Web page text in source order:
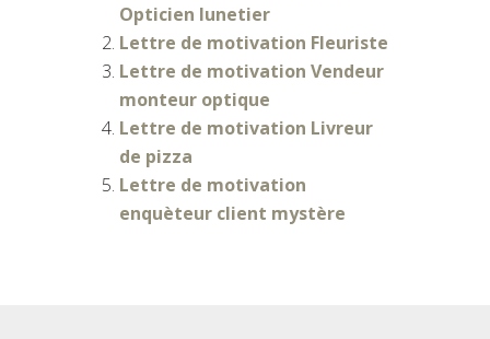
Opticien lunetier
Lettre de motivation Fleuriste
Lettre de motivation Vendeur
monteur optique
Lettre de motivation Livreur
de pizza
Lettre de motivation
enquèteur client mystère